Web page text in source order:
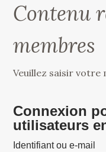
Contenu
membres
Veuillez saisir votre
Connexion
utilisateurs
Identifiant ou e-mail